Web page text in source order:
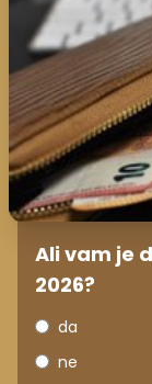
Ali vam je
2026?
da
ne